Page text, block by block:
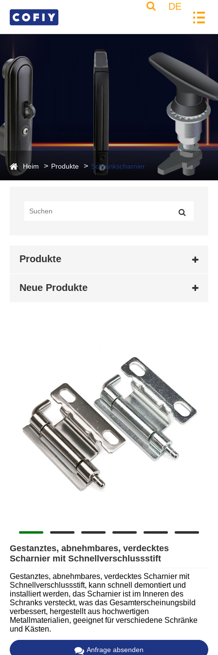
DE
Heim Produkte Schrankscharnier
Produkte
Neue Produkte
Gestanztes, abnehmbares, verdecktes
Scharnier mit Schnellverschlussstift
Gestanztes, abnehmbares, verdecktes Scharnier mit
Schnellverschlussstift, kann schnell demontiert und
installiert werden, das Scharnier ist im Inneren des
Schranks versteckt, was das Gesamterscheinungsbild
verbessert, hergestellt aus hochwertigen
Metallmaterialien, geeignet für verschiedene Schränke
und Kästen.
Anfrage absenden